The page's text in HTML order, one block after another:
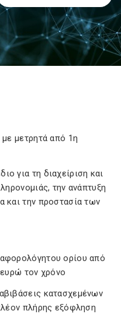
μετρητά από 1η
για τη διαχείριση και
την ανάπτυξη
και την προστασία των
ορίου από
τον χρόνο
κατασχεμένων
πλήρης εξόφληση